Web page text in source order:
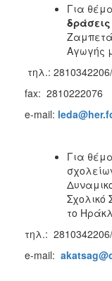
Για
δράσεις
Αγωγής
τηλ.:
fax: 2810222076
e-mail:
Για
Σχολικό
το
τηλ.:
e-mail: